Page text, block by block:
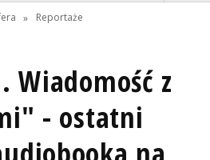
» Reportaże
Wiadomość z
- ostatni